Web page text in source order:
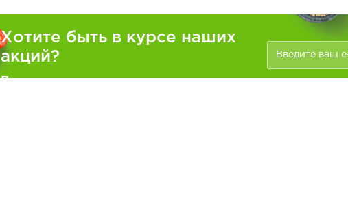
Хотите быть в курсе наших
акций?
Подпишитесь на рассылку